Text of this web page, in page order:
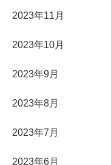
2023年11月
2023年10月
2023年9月
2023年8月
2023年7月
2023年6月